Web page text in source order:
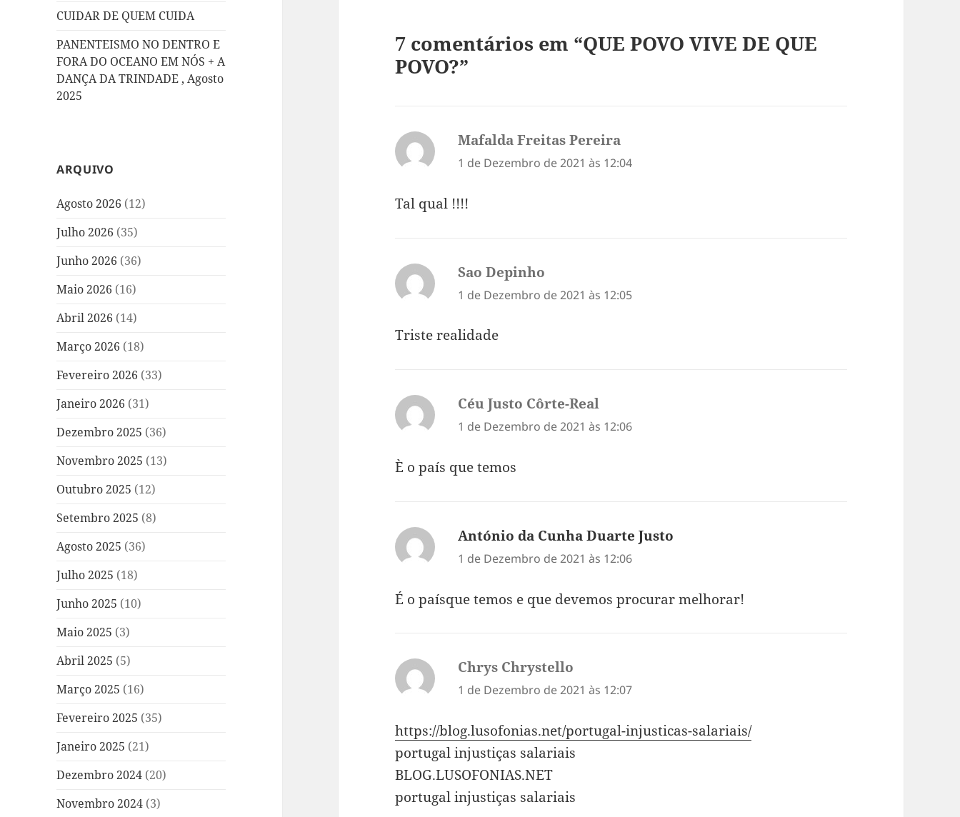
CUIDAR DE QUEM CUIDA
PANENTEISMO NO DENTRO E
FORA DO OCEANO EM NÓS + A
DANÇA DA TRINDADE , Agosto
2025
ARQUIVO
Agosto 2026 (12)
Julho 2026 (35)
Junho 2026 (36)
Maio 2026 (16)
Abril 2026 (14)
Março 2026 (18)
Fevereiro 2026 (33)
Janeiro 2026 (31)
Dezembro 2025 (36)
Novembro 2025 (13)
Outubro 2025 (12)
Setembro 2025 (8)
Agosto 2025 (36)
Julho 2025 (18)
Junho 2025 (10)
Maio 2025 (3)
Abril 2025 (5)
Março 2025 (16)
Fevereiro 2025 (35)
Janeiro 2025 (21)
Dezembro 2024 (20)
Novembro 2024 (3)
7 comentários em “QUE POVO VIVE DE QUE
POVO?”
Mafalda Freitas Pereira
1 de Dezembro de 2021 às 12:04
Tal qual !!!!
Sao Depinho
1 de Dezembro de 2021 às 12:05
Triste realidade
Céu Justo Côrte-Real
1 de Dezembro de 2021 às 12:06
È o país que temos
António da Cunha Duarte Justo
1 de Dezembro de 2021 às 12:06
É o paísque temos e que devemos procurar melhorar!
Chrys Chrystello
1 de Dezembro de 2021 às 12:07
https://blog.lusofonias.net/portugal-injusticas-salariais/
portugal injustiças salariais
BLOG.LUSOFONIAS.NET
portugal injustiças salariais